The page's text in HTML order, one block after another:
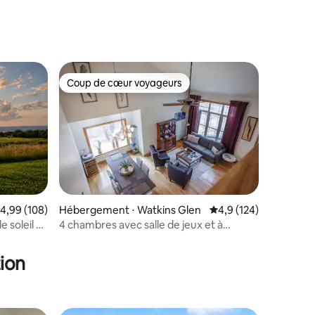
: 4,75 sur 5
appréciés
moyenne sur la base de 108 commentaires : 4,99 sur 5
4,99 (108)
soleil et
Coup de cœur voyageurs
Coup de cœur voyageurs
Hébergement ⋅ Watkins Glen Évaluation moyenne
4,9 (124)
4 chambres avec salle de jeux et à